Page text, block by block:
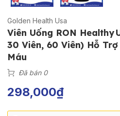
Golden Health Usa
Viên Uống RON Healthy
30 Viên, 60 Viên) Hỗ
Máu
Đã bán 0
298,000₫